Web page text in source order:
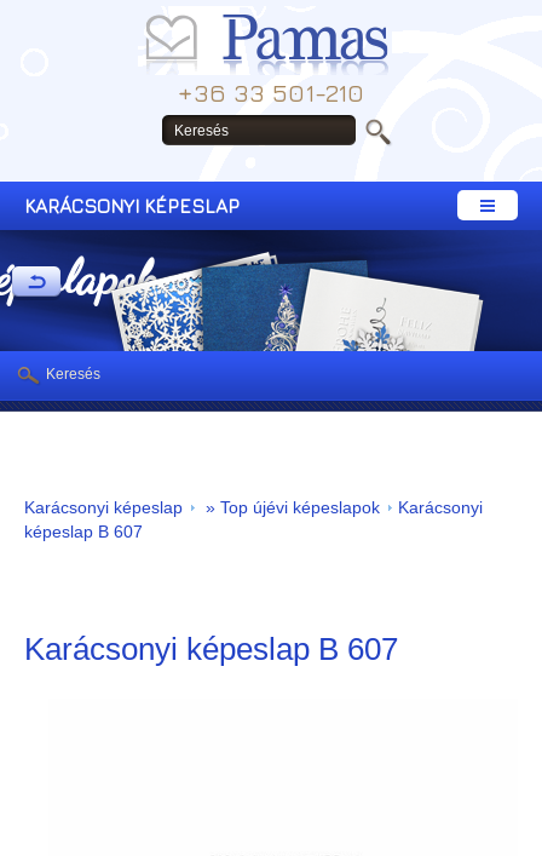
+36 33 501-210
KARÁCSONYI KÉPESLAP
Karácsonyi képeslap » Top újévi képeslapok
Karácsonyi
képeslap B 607
Karácsonyi képeslap B 607
Keresés